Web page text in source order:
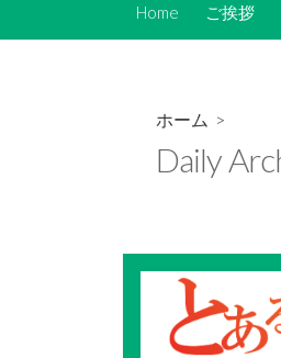
Home ご挨拶
ホーム >
Daily